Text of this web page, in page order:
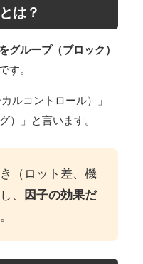
は？
グループ（ブロック）
す。
ルコントロール）」
）」と言います。
（ロット差、機
、
因子の効果だ